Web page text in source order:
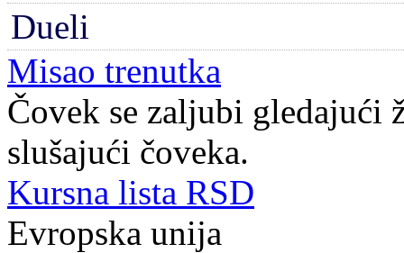
Dueli
Misao trenutka
Čovek se zaljubi gledajući
slušajući čoveka.
Kursna lista RSD
Evropska unija